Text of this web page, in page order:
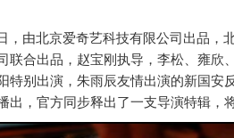
，由北京爱奇艺科技有限公司出品，
联合出品，赵宝刚执导，李松、雍欣
特别出演，朱雨辰友情出演的新国安
出，官方同步释出了一支导演特辑，